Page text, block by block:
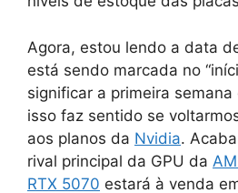
Agora, estou lendo a data
está sendo marcada no
significar a primeira
isso faz sentido se
aos planos da Nvidia.
rival principal da GPU da
RTX 5070 estará à venda